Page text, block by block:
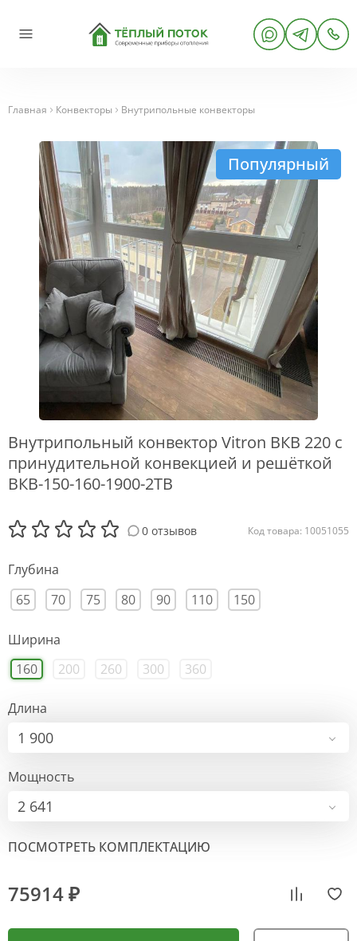
Главная Конвекторы Внутрипольные конвекторы
Популярный
Внутрипольный конвектор Vitron ВКВ 220 с
принудительной конвекцией и решёткой
ВКВ-150-160-1900-2ТВ
0 отзывов Код товара: 10051055
Глубина
65
70 75 80 90 110 150
Ширина
160
200 260 300 360
Длина
1 900
Мощность
2 641
ПОСМОТРЕТЬ КОМПЛЕКТАЦИЮ
75914 ₽